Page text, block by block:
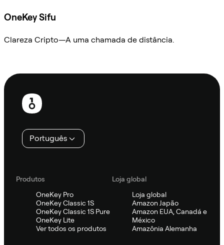
OneKey Sifu
Clareza Cripto—A uma chamada de distância.
Rodapé
Português
Produtos
OneKey Pro
OneKey Classic 1S
OneKey Classic 1S Pure
OneKey Lite
Ver todos os produtos
Loja global
Loja global
Amazon Japão
Amazon EUA, Canadá e
México
Amazônia Alemanha